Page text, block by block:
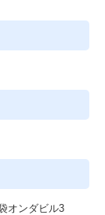
オンダビル3